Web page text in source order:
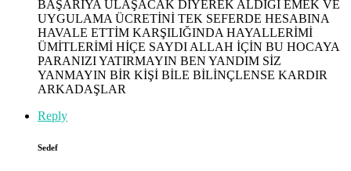
BAŞARIYA ULAŞACAK DİYEREK ALDIĞI EMEK VE
UYGULAMA ÜCRETİNİ TEK SEFERDE HESABINA
HAVALE ETTİM KARŞILIĞINDA HAYALLERİMİ
ÜMİTLERİMİ HİÇE SAYDI ALLAH İÇİN BU HOCAYA
PARANIZI YATIRMAYIN BEN YANDIM SİZ
YANMAYIN BİR KİŞİ BİLE BİLİNÇLENSE KARDIR
ARKADAŞLAR
Reply
Sedef